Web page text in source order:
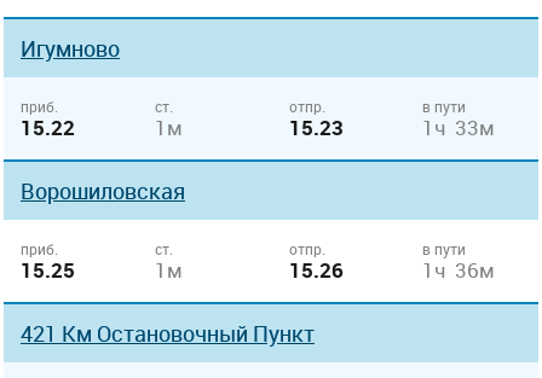
Игумново
приб.
15.22
ст.
1м
отпр.
15.23
в пути
1ч 33м
Ворошиловская
приб.
15.25
ст.
1м
отпр.
15.26
в пути
1ч 36м
421 Км Остановочный Пункт